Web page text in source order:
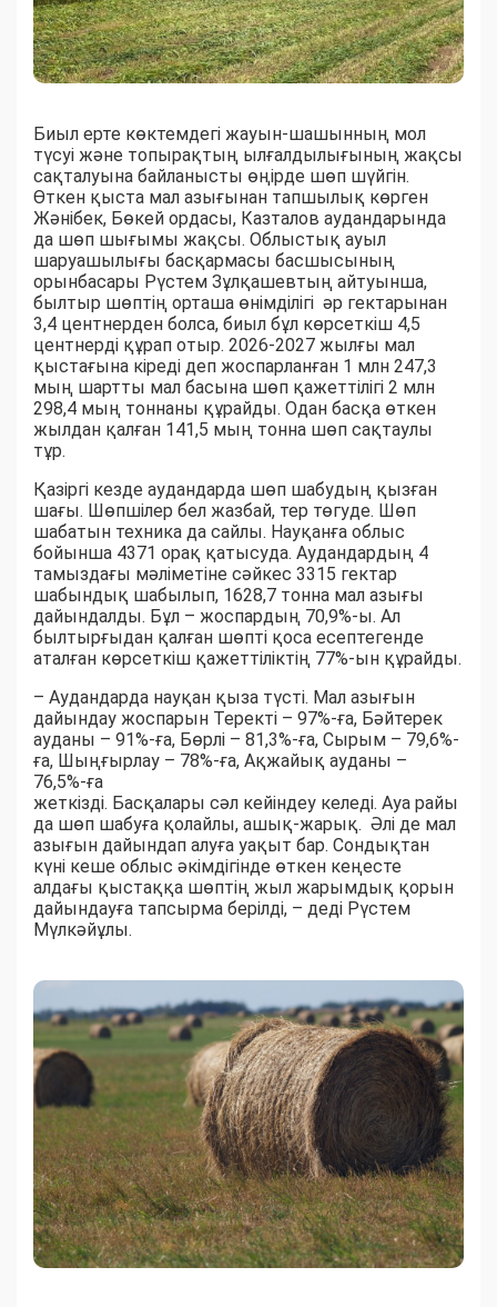
Биыл ерте көктемдегі жауын-шашынның мол
түсуі және топырақтың ылғалдылығының жақсы
сақталуына байланысты өңірде шөп шүйгін.
Өткен қыста мал азығынан тапшылық көрген
Жәнібек, Бөкей ордасы, Казталов аудандарында
да шөп шығымы жақсы. Облыстық ауыл
шаруашылығы басқармасы басшысының
орынбасары Рүстем Зұлқашевтың айтуынша,
былтыр шөптің орташа өнімділігі әр гектарынан
3,4 центнерден болса, биыл бұл көрсеткіш 4,5
центнерді құрап отыр. 2026-2027 жылғы мал
қыстағына кіреді деп жоспарланған 1 млн 247,3
мың шартты мал басына шөп қажеттілігі 2 млн
298,4 мың тоннаны құрайды. Одан басқа өткен
жылдан қалған 141,5 мың тонна шөп сақтаулы
тұр.
Қазіргі кезде аудандарда шөп шабудың қызған
шағы. Шөпшілер бел жазбай, тер төгуде. Шөп
шабатын техника да сайлы. Науқанға облыс
бойынша 4371 орақ қатысуда. Аудандардың 4
тамыздағы мәліметіне сәйкес 3315 гектар
шабындық шабылып, 1628,7 тонна мал азығы
дайындалды. Бұл – жоспардың 70,9%-ы. Ал
былтырғыдан қалған шөпті қоса есептегенде
аталған көрсеткіш қажеттіліктің 77%-ын құрайды.
– Аудандарда науқан қыза түсті. Мал азығын
дайындау жоспарын Теректі – 97%-ға, Бәйтерек
ауданы – 91%-ға, Бөрлі – 81,3%-ға, Сырым – 79,6%-
ға, Шыңғырлау – 78%-ға, Ақжайық ауданы –
76,5%-ға
жеткізді. Басқалары сәл кейіндеу келеді. Ауа райы
да шөп шабуға қолайлы, ашық-жарық. Әлі де мал
азығын дайындап алуға уақыт бар. Сондықтан
күні кеше облыс әкімдігінде өткен кеңесте
алдағы қыстаққа шөптің жыл жарымдық қорын
дайындауға тапсырма берілді, – деді Рүстем
Мүлкәйұлы.